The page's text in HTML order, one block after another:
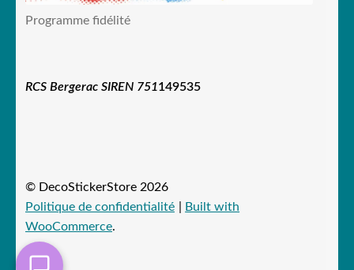
Programme fidélité
RCS Bergerac SIREN 751149535
© DecoStickerStore 2026
Politique de confidentialité
Built with
WooCommerce.